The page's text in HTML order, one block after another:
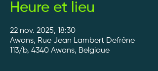
Heure et lieu
22 nov. 2025, 18:30
Awans, Rue Jean Lambert Defrêne
113/b, 4340 Awans, Belgique